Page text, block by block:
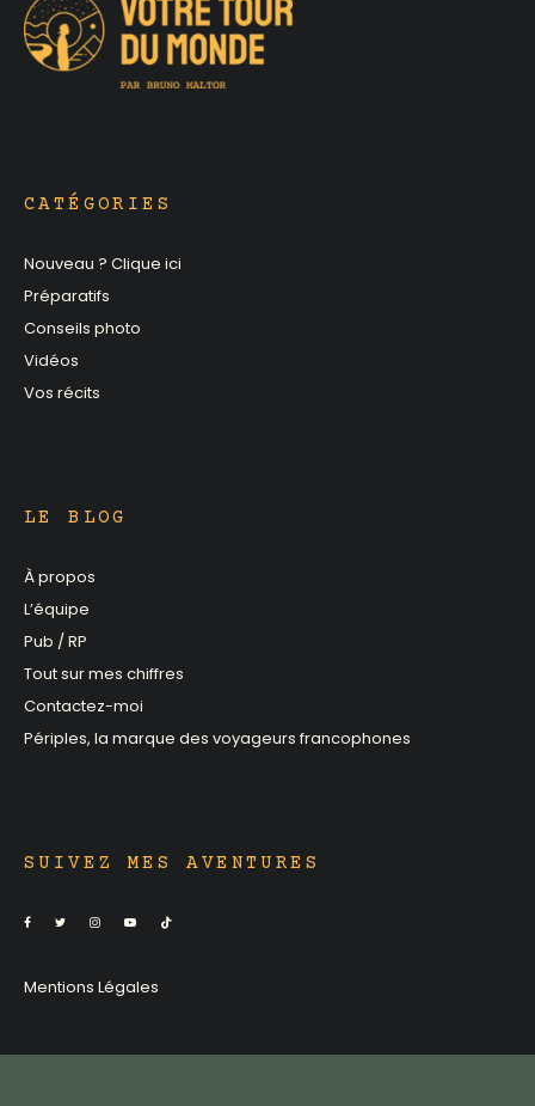
CATÉGORIES
Nouveau ? Clique ici
Préparatifs
Conseils photo
Vidéos
Vos récits
LE BLOG
À propos
L’équipe
Pub / RP
Tout sur mes chiffres
Contactez-moi
Périples, la marque des voyageurs francophones
SUIVEZ MES AVENTURES
Mentions Légales